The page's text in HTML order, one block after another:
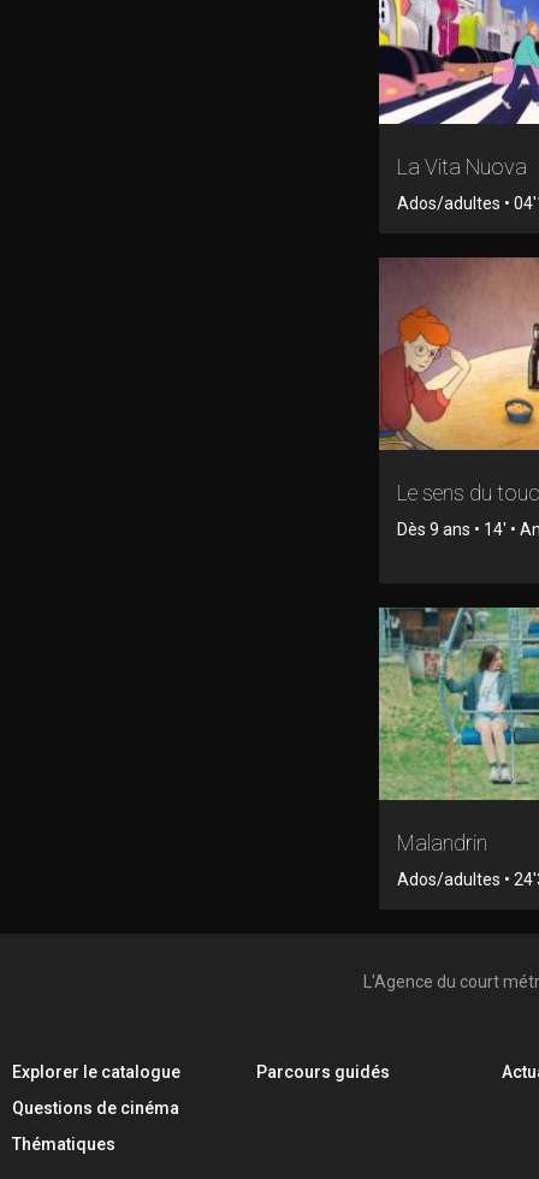
La Vita Nuova
Ados/adultes •
Le sens du
Dès 9 ans • 14' •
Malandrin
Ados/adultes •
L'Agence du court
Explorer le catalogue
Questions de cinéma
Thématiques
Parcours guidés